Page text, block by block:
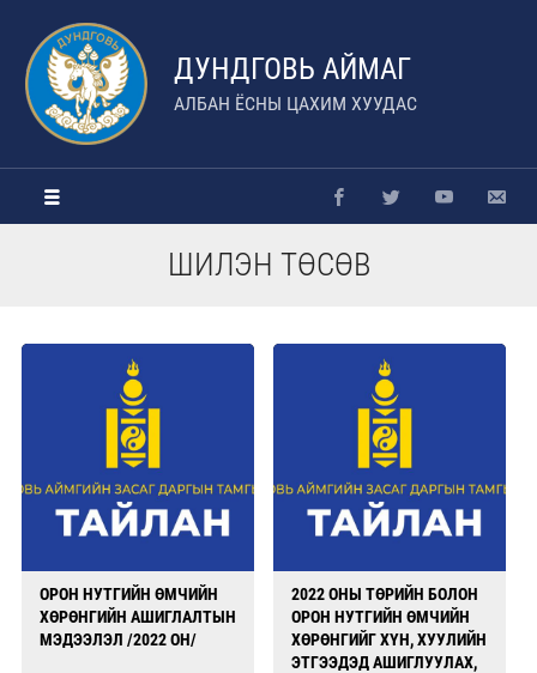
ДУНДГОВЬ АЙМАГ
АЛБАН ЁСНЫ ЦАХИМ ХУУДАС
ШИЛЭН ТӨСӨВ
ОРОН НУТГИЙН ӨМЧИЙН
ХӨРӨНГИЙН АШИГЛАЛТЫН
МЭДЭЭЛЭЛ /2022 ОН/
2022 ОНЫ ТӨРИЙН БОЛОН
ОРОН НУТГИЙН ӨМЧИЙН
ХӨРӨНГИЙГ ХҮН, ХУУЛИЙН
ЭТГЭЭДЭД АШИГЛУУЛАХ,